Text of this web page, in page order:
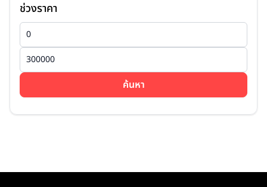
ช่วงราคา
ค้นหา